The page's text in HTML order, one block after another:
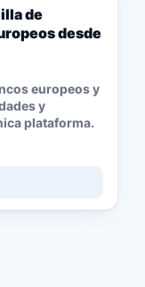
de
desde
europeos y
y
plataforma.